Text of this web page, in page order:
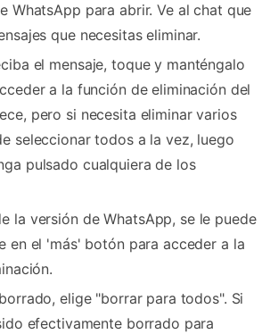
WhatsApp para abrir. Ve al chat que
que necesitas eliminar.
el mensaje, toque y manténgalo
a la función de eliminación del
pero si necesita eliminar varios
seleccionar todos a la vez, luego
pulsado cualquiera de los
la versión de WhatsApp, se le puede
en el 'más' botón para acceder a la
elige "borrar para todos". Si
efectivamente borrado para